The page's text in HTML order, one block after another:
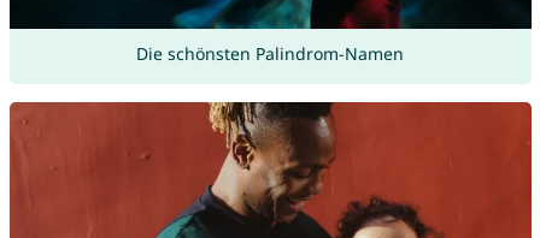
Die schönsten Palindrom-Namen